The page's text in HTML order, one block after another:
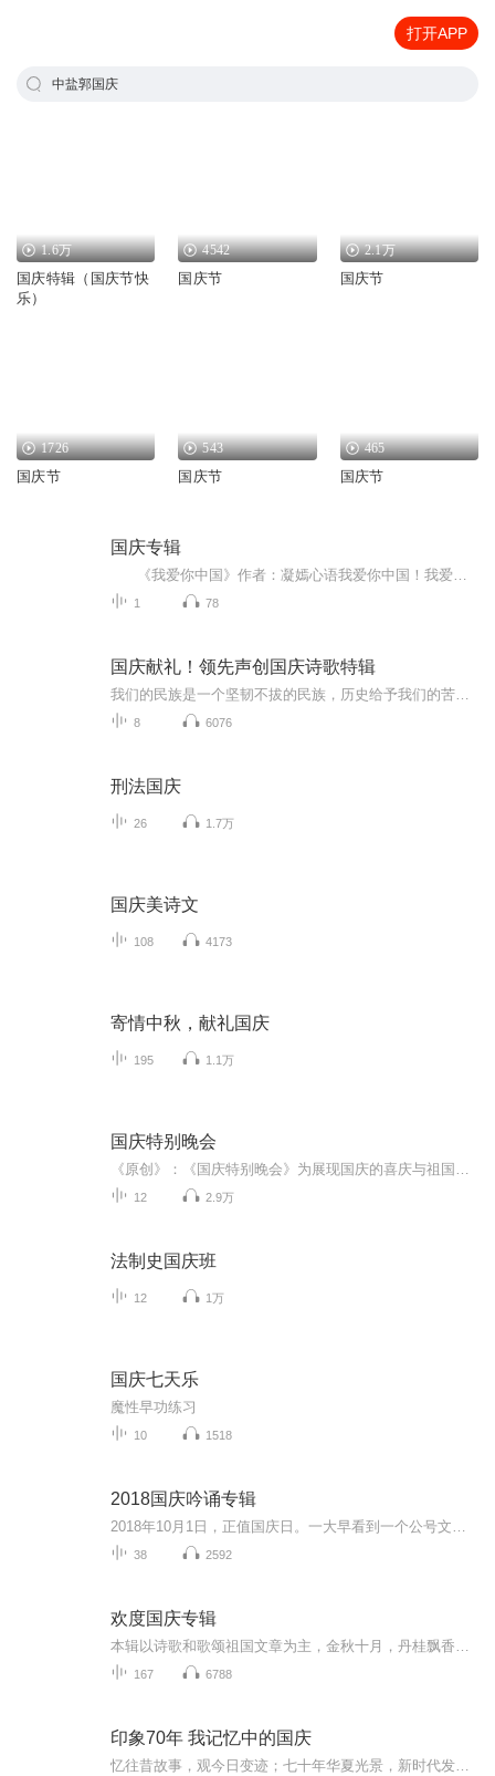
打开APP
中盐郭国庆
1.6万
国庆特辑（国庆节快
乐）
4542
国庆节
2.1万
国庆节
1726
国庆节
543
国庆节
465
国庆节
国庆专辑
1 78
国庆献礼！领先声创国庆诗歌特辑
8 6076
刑法国庆
26 1.7万
国庆美诗文
108 4173
寄情中秋，献礼国庆
195 1.1万
国庆特别晚会
12 2.9万
法制史国庆班
12 1万
国庆七天乐
魔性早功练习
10 1518
2018国庆吟诵专辑
38 2592
欢度国庆专辑
167 6788
印象70年 我记忆中的国庆